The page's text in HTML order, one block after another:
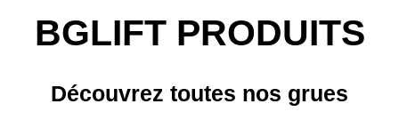
BGLIFT PRODUITS
Découvrez toutes nos grues